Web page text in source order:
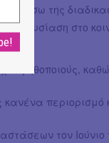
Μέσω της
στο
ηθοποιούς,
περιορισμό
τον Ιούνιο